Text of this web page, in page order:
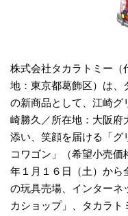
株式会社タカラトミー（
地：東京都葛飾区）は、
の新商品として、江崎グ
崎勝久／所在地：大阪府
添い、笑顔を届ける「グ
コワゴン」（希望小売価
年１月１６日（土）から
の玩具売場、インターネ
カショップ」、タカラト